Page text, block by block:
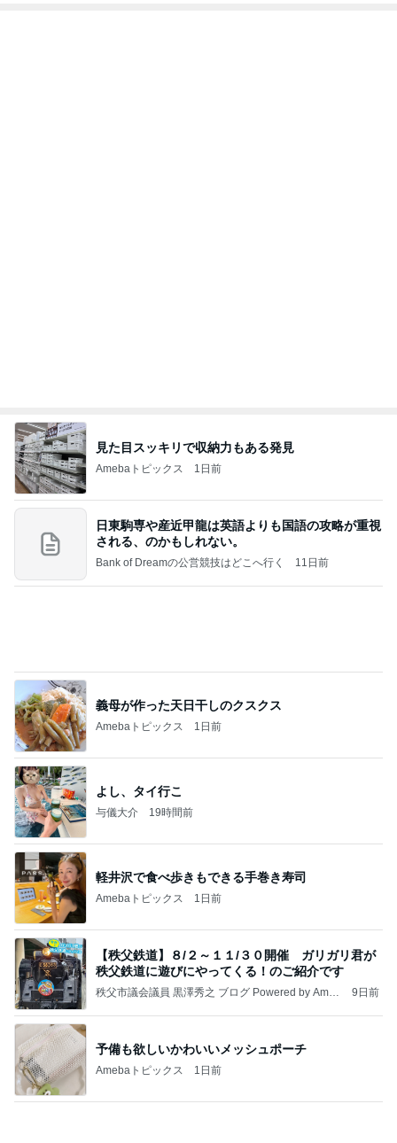
見た目スッキリで収納力もある発見
Amebaトピックス 1日前
日東駒専や産近甲龍は英語よりも国語の攻略が重視
される、のかもしれない。
Bank of Dreamの公営競技はどこへ行く 11日前
義母が作った天日干しのクスクス
Amebaトピックス 1日前
よし、タイ行こ
与儀大介 19時間前
軽井沢で食べ歩きもできる手巻き寿司
Amebaトピックス 1日前
【秩父鉄道】８/２～１１/３０開催 ガリガリ君が
秩父鉄道に遊びにやってくる！のご紹介です
秩父市議会議員 黒澤秀之 ブログ Powered by Ameb
9日前
予備も欲しいかわいいメッシュポーチ
Amebaトピックス 1日前